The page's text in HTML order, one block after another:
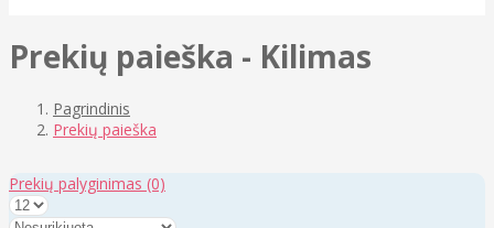
Prekių paieška - Kilimas
Pagrindinis
Prekių paieška
Prekių palyginimas (0)